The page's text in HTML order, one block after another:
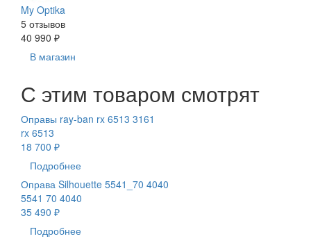
My Optika
5 отзывов
40 990 ₽
В магазин
С этим товаром смотрят
Оправы ray-ban rx 6513 3161
rx 6513
18 700 ₽
Подробнее
Оправа Silhouette 5541_70 4040
5541 70 4040
35 490 ₽
Подробнее